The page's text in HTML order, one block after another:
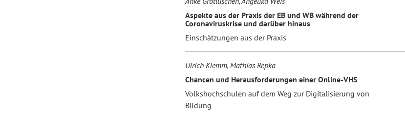
Aspekte aus der Praxis der EB und WB während der
Coronaviruskrise und darüber hinaus
Einschätzungen aus der Praxis
Ulrich Klemm, Mathias Repka
Chancen und Herausforderungen einer Online-VHS
Volkshochschulen auf dem Weg zur Digitalisierung von
Bildung